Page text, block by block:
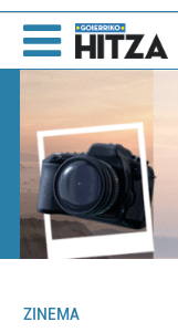
ZINEMA